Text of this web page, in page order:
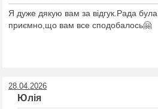
Я дуже дякую вам за відгук.Рада
приємно,що вам все сподобалось🤗
28.04.2026
Юлія